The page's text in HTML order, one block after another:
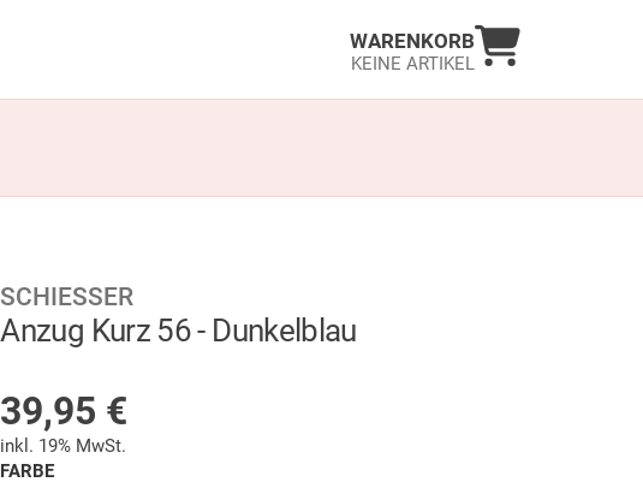
WARENKORB
KEINE ARTIKEL
Warenkorb
SCHIESSER
Anzug Kurz 56 - Dunkelblau
39,95 €
inkl. 19% MwSt.
FARBE